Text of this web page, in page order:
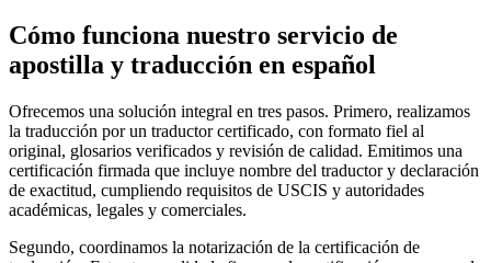
Cómo funciona nuestro servicio de
apostilla y traducción en español
Ofrecemos una solución integral en tres pasos. Primero, realizamos
la traducción por un traductor certificado, con formato fiel al
original, glosarios verificados y revisión de calidad. Emitimos una
certificación firmada que incluye nombre del traductor y declaración
de exactitud, cumpliendo requisitos de USCIS y autoridades
académicas, legales y comerciales.
Segundo, coordinamos la notarización de la certificación de